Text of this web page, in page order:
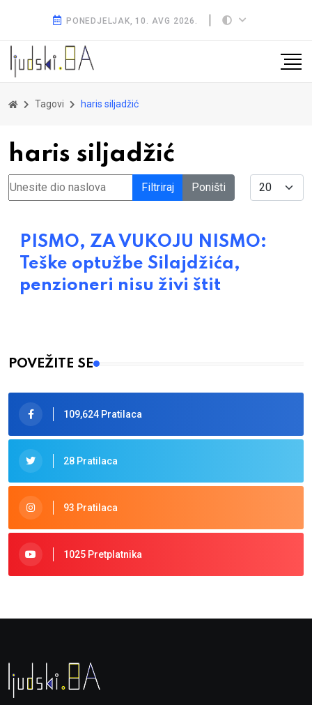
PONEDJELJAK, 10. AVG 2026.
Tagovi haris siljadžić
haris siljadžić
Unesite dio naslova Filtriraj Poništi Display #
PISMO, ZA VUKOJU NISMO:
Teške optužbe Silajdžića,
penzioneri nisu živi štit
POVEŽITE SE
109,624 Pratilaca
28 Pratilaca
93 Pratilaca
1025 Pretplatnika